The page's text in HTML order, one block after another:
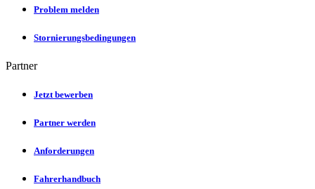
Problem melden
Stornierungsbedingungen
Partner
Jetzt bewerben
Partner werden
Anforderungen
Fahrerhandbuch